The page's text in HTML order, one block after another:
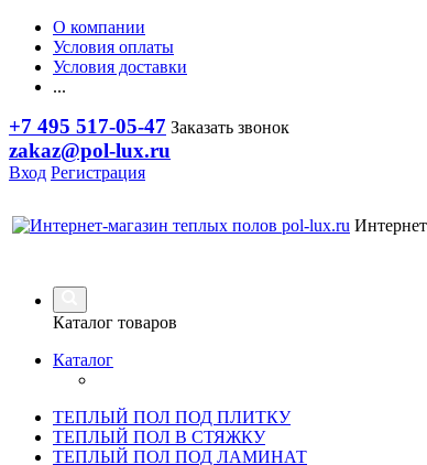
О компании
Условия оплаты
Условия доставки
...
+7 495 517-05-47 Заказать звонок
zakaz@pol-lux.ru
Вход Регистрация
Каталог товаров
Каталог
ТЕПЛЫЙ ПОЛ ПОД ПЛИТКУ
ТЕПЛЫЙ ПОЛ В СТЯЖКУ
ТЕПЛЫЙ ПОЛ ПОД ЛАМИНАТ